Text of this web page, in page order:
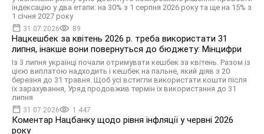
індексацію у два етапи: на 30% з 1 серпня 2026 року та ще на 15% з
1 січня 2027 року
31.07.2026 89
Нацкешбек за квітень 2026 р. треба використати 31
липня, інакше вони повернуться до бюджету: Мінцифри
Із 3 липня українці почали отримувати кешбек за квітень. Разом із
цією виплатою надходить і кешбек на пальне, який діяв з 20
березня до 31 травня. Щоб усі встигли використати кошти після
їх зарахування, Уряд продовжив термін їх використання до 31
липня
31.07.2026 1 447
Коментар Нацбанку щодо рівня інфляції у червні 2026
року